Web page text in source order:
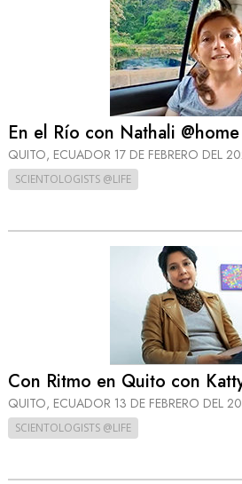
En el Río con Nathali @home
QUITO, ECUADOR 17 DE FEBRERO DEL
SCIENTOLOGISTS @LIFE
Con Ritmo en Quito con
QUITO, ECUADOR 13 DE FEBRERO DEL
SCIENTOLOGISTS @LIFE